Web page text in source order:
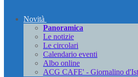
Novità
Panoramica
Le notizie
Le circolari
Calendario eventi
Albo online
ACG CAFE' - Giornalino